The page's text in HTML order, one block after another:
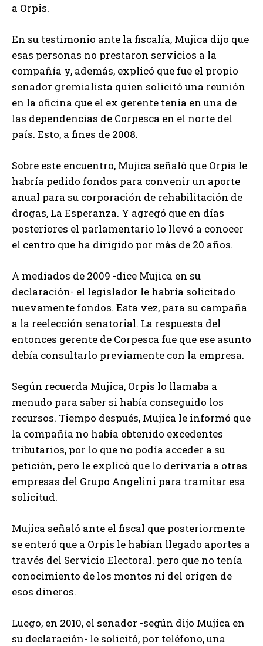
a Orpis.
En su testimonio ante la fiscalía, Mujica dijo que
esas personas no prestaron servicios a la
compañía y, además, explicó que fue el propio
senador gremialista quien solicitó una reunión
en la oficina que el ex gerente tenía en una de
las dependencias de Corpesca en el norte del
país. Esto, a fines de 2008.
Sobre este encuentro, Mujica señaló que Orpis le
habría pedido fondos para convenir un aporte
anual para su corporación de rehabilitación de
drogas, La Esperanza. Y agregó que en días
posteriores el parlamentario lo llevó a conocer
el centro que ha dirigido por más de 20 años.
A mediados de 2009 -dice Mujica en su
declaración- el legislador le habría solicitado
nuevamente fondos. Esta vez, para su campaña
a la reelección senatorial. La respuesta del
entonces gerente de Corpesca fue que ese asunto
debía consultarlo previamente con la empresa.
Según recuerda Mujica, Orpis lo llamaba a
menudo para saber si había conseguido los
recursos. Tiempo después, Mujica le informó que
la compañía no había obtenido excedentes
tributarios, por lo que no podía acceder a su
petición, pero le explicó que lo derivaría a otras
empresas del Grupo Angelini para tramitar esa
solicitud.
Mujica señaló ante el fiscal que posteriormente
se enteró que a Orpis le habían llegado aportes a
través del Servicio Electoral. pero que no tenía
conocimiento de los montos ni del origen de
esos dineros.
Luego, en 2010, el senador -según dijo Mujica en
su declaración- le solicitó, por teléfono, una